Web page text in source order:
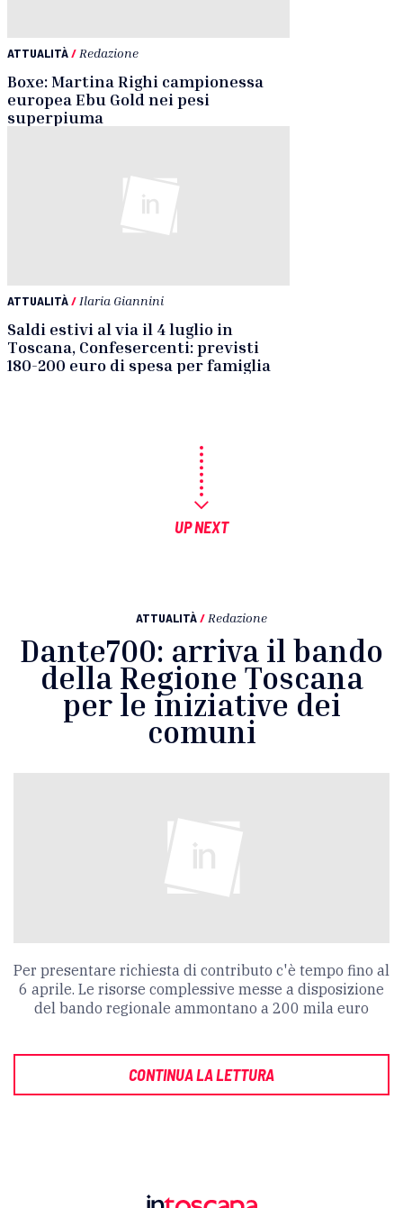
ATTUALITÀ/ Redazione
Boxe: Martina Righi campionessa
europea Ebu Gold nei pesi
superpiuma
ATTUALITÀ/ Ilaria Giannini
Saldi estivi al via il 4 luglio in
Toscana, Confesercenti: previsti
180-200 euro di spesa per famiglia
UP NEXT
ATTUALITÀ/ Redazione
Dante700: arriva il bando
della Regione Toscana
per le iniziative dei
comuni
Per presentare richiesta di contributo c'è tempo fino al
6 aprile. Le risorse complessive messe a disposizione
del bando regionale ammontano a 200 mila euro
CONTINUA LA LETTURA